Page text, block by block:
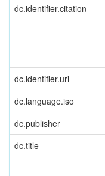
dc.identifier.citation
dc.identifier.uri
dc.language.iso
dc.publisher
dc.title